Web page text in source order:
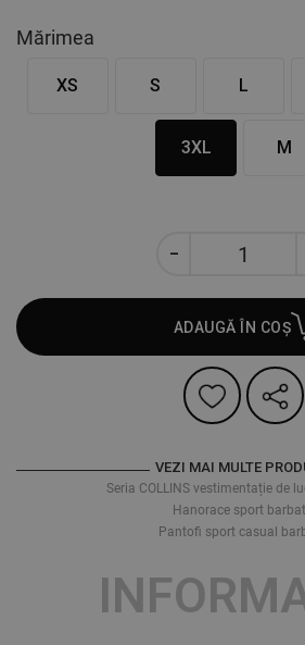
Mărimea
XS S L
3XL M
ADAUGĂ ÎN COȘ
VEZI MAI MULTE
Seria COLLINS vestimentație de
Hanorace sport
Pantofi sport casual